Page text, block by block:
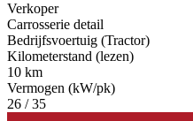
Verkoper
Carrosserie detail
Bedrijfsvoertuig (Tractor)
Kilometerstand (lezen)
10 km
Vermogen (kW/pk)
26 / 35